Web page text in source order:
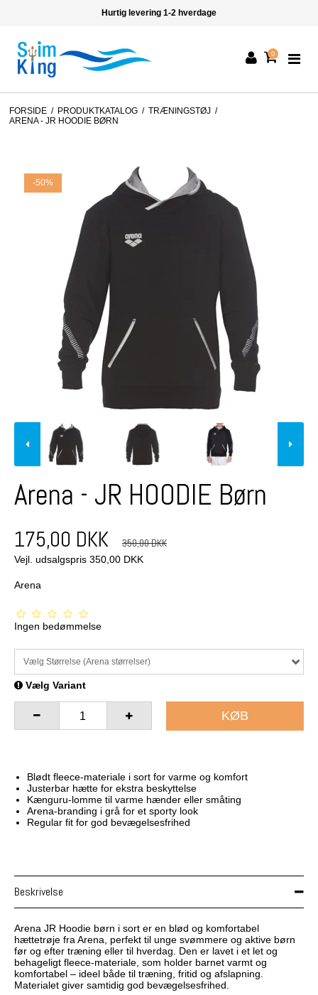
Hurtig levering 1-2 hverdage
0
FORSIDE / PRODUKTKATALOG / TRÆNINGSTØJ /
ARENA - JR HOODIE BØRN
-50%
Arena - JR HOODIE Børn
175,00 DKK 350,00 DKK
Vejl. udsalgspris 350,00 DKK
Arena
Ingen bedømmelse
Vælg Størrelse (Arena størrelser)
Vælg Variant
KØB
Blødt fleece-materiale i sort for varme og komfort
Justerbar hætte for ekstra beskyttelse
Kænguru-lomme til varme hænder eller småting
Arena-branding i grå for et sporty look
Regular fit for god bevægelsesfrihed
Beskrivelse
Arena JR Hoodie børn i sort er en blød og komfortabel
hættetrøje fra Arena, perfekt til unge svømmere og aktive børn
før og efter træning eller til hverdag. Den er lavet i et let og
behageligt fleece-materiale, som holder barnet varmt og
komfortabel – ideel både til træning, fritid og afslapning.
Materialet giver samtidig god bevægelsesfrihed.